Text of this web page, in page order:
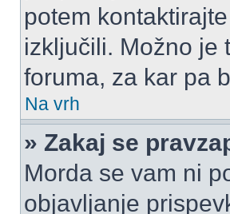
potem
izključili. Možno je
foruma, za kar pa
Na vrh
» Zakaj se
Morda se vam ni
objavljanje